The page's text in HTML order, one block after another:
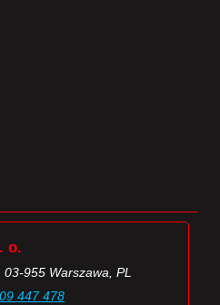
o.
955 Warszawa, PL
447 478